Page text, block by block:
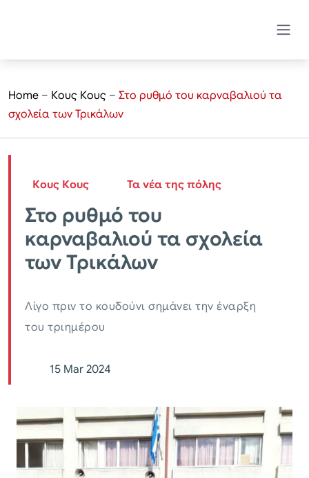
Home – Κους Κους – Στο ρυθμό του καρναβαλιού τα
σχολεία των Τρικάλων
Κους Κους Τα νέα της πόλης
Στο ρυθμό του
καρναβαλιού τα σχολεία
των Τρικάλων
Λίγο πριν το κουδούνι σημάνει την έναρξη
του τριημέρου
15 Mar 2024